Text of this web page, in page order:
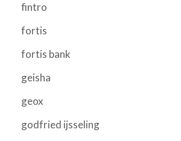
fintro
fortis
fortis bank
geisha
geox
godfried ijsseling